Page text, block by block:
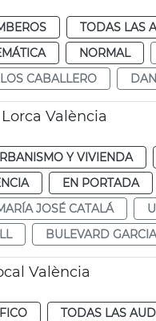
TODAS LAS
NORMAL
CABALLERO
València
Y VIVIENDA
EN PORTADA
JOSÉ CATALÁ
BULEVARD
València
TODAS LAS